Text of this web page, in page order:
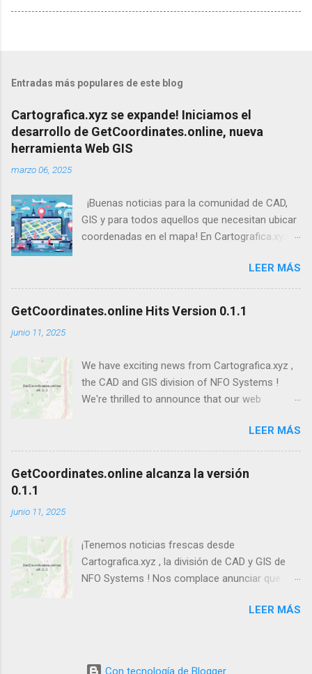
Entradas más populares de este blog
Cartografica.xyz se expande! Iniciamos el
desarrollo de GetCoordinates.online, nueva
herramienta Web GIS
marzo 06, 2025
¡Buenas noticias para la comunidad de CAD,
GIS y para todos aquellos que necesitan ubicar
coordenadas en el mapa! En Cartografica.xyz ,
geoespaciales de NFO Systems , estamos
emocionados de anunciar el inicio del
desarrollo de nuestra nueva aplicación Web
LEER MÁS
GetCoordinates.online Hits Version 0.1.1
junio 11, 2025
We have exciting news from Cartografica.xyz ,
the CAD and GIS division of NFO Systems !
We're thrilled to announce that our web
updated to version 0.1.1 . This new iteration
further enhances the application's flexibility by
incorporating a highly requested feature: the
LEER MÁS
GetCoordinates.online alcanza la versión
0.1.1
junio 11, 2025
¡Tenemos noticias frescas desde
Cartografica.xyz , la división de CAD y GIS de
NFO Systems ! Nos complace anunciar que
ha sido actualizada a la versión 0.1.1 . Esta
característica muy solicitada: la capacidad de
LEER MÁS
Con tecnología de Blogger